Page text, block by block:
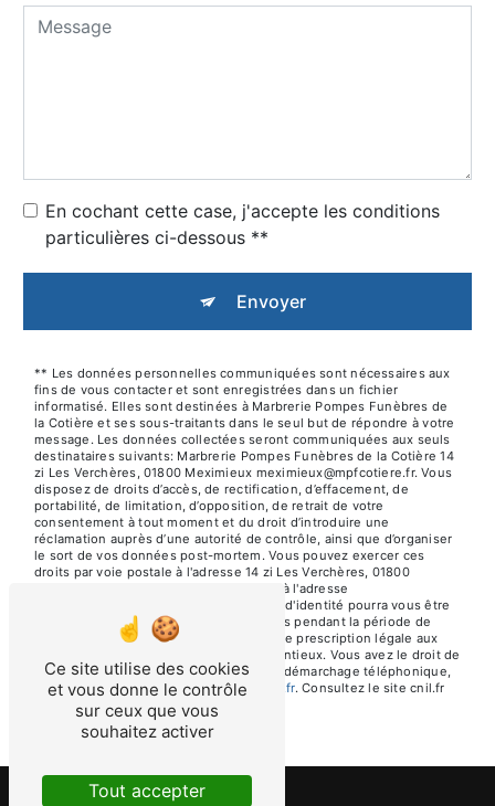
En cochant cette case, j'accepte les conditions
particulières ci-dessous **
Envoyer
** Les données personnelles communiquées sont nécessaires aux
fins de vous contacter et sont enregistrées dans un fichier
informatisé. Elles sont destinées à Marbrerie Pompes Funèbres de
la Cotière et ses sous-traitants dans le seul but de répondre à votre
message. Les données collectées seront communiquées aux seuls
destinataires suivants: Marbrerie Pompes Funèbres de la Cotière 14
zi Les Verchères, 01800 Meximieux meximieux@mpfcotiere.fr. Vous
disposez de droits d’accès, de rectification, d’effacement, de
portabilité, de limitation, d’opposition, de retrait de votre
consentement à tout moment et du droit d’introduire une
réclamation auprès d’une autorité de contrôle, ainsi que d’organiser
le sort de vos données post-mortem. Vous pouvez exercer ces
droits par voie postale à l'adresse 14 zi Les Verchères, 01800
Meximieux ou par courrier électronique à l'adresse
meximieux@mpfcotiere.fr. Un justificatif d'identité pourra vous être
demandé. Nous conservons vos données pendant la période de
prise de contact puis pendant la durée de prescription légale aux
fins probatoires et de gestion des contentieux. Vous avez le droit de
vous inscrire sur la liste d'opposition au démarchage téléphonique,
disponible à cette adresse:Bloctel.gouv.fr. Consultez le site cnil.fr
pour plus d’informations sur vos droits.
Ce site utilise des cookies
et vous donne le contrôle
sur ceux que vous
souhaitez activer
Tout accepter